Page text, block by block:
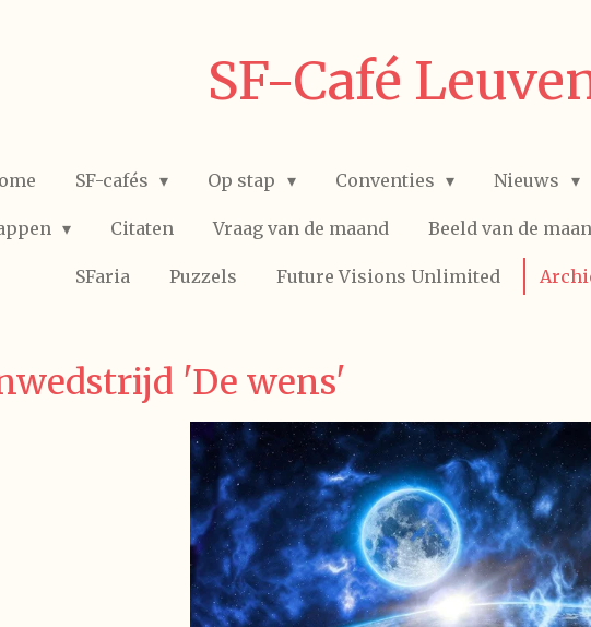
SF-Café
SF-cafés Op stap Conventies Nieuws
Citaten Vraag van de maand Beeld van de
SFaria Puzzels Future Visions Unlimited
'De wens'